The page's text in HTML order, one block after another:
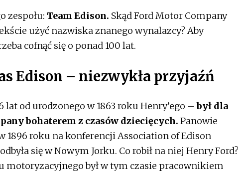
zespołu: Team Edison. Skąd Ford Motor Company
użyć nazwiska znanego wynalazcy? Aby
cofnąć się o ponad 100 lat.
Edison – niezwykła przyjaźń
lat od urodzonego w 1863 roku Henry’ego –był dla
bohaterem z czasów dziecięcych. Panowie
1896 roku na konferencji Association of Edison
się w Nowym Jorku. Co robił na niej Henry Ford?
motoryzacyjnego był w tym czasie pracownikiem